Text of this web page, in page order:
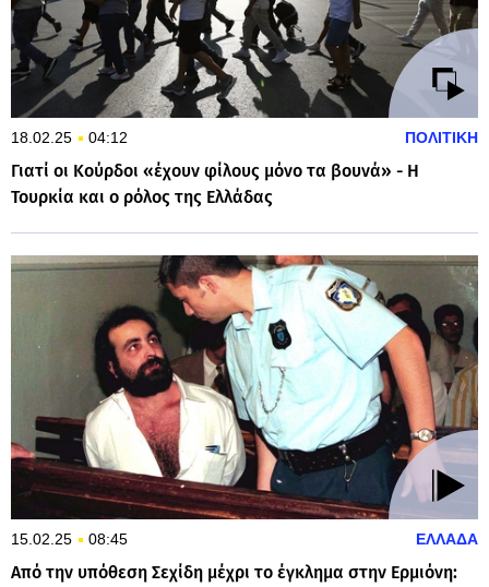
18.02.25 04:12 ΠΟΛΙΤΙΚΗ
Γιατί οι Κούρδοι «έχουν φίλους μόνο τα βουνά» - Η
Τουρκία και ο ρόλος της Ελλάδας
15.02.25 08:45 ΕΛΛΑΔΑ
Από την υπόθεση Σεχίδη μέχρι το έγκλημα στην Ερμιόνη: